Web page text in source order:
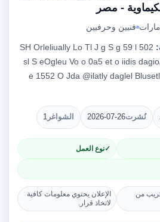
- مصر
فنيين وحرفيين
502 SH Orleliually Lo Tl J g S g 59 l
sl S eOgleu Vo o 0a5 et o iidis
e 1552 O Jda @ilatly daglel
نُشرت2026-07-26 الشواغر 1
نوع العمل
قريب من
الإعلان يحتوي معلومات كافية
لاتخاذ قرار.